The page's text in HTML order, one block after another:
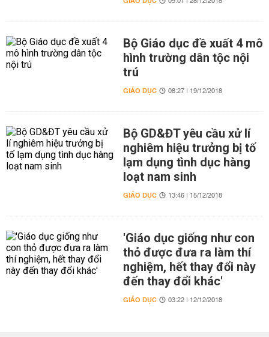
Bộ Giáo dục đề xuất 4 mô
hình trường dân tộc nội
trú
GIÁO DỤC 08:27 | 19/12/2018
Bộ GD&ĐT yêu cầu xử lí
nghiêm hiệu trưởng bị tố
lạm dụng tình dục hàng
loạt nam sinh
GIÁO DỤC 13:46 | 15/12/2018
'Giáo dục giống như con
thỏ được đưa ra làm thí
nghiệm, hết thay đổi này
đến thay đổi khác'
GIÁO DỤC 03:22 | 12/12/2018